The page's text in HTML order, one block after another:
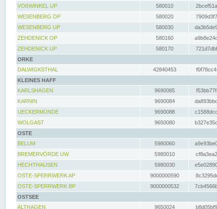
VOßWINKEL UP
580010
WESENBERG OP
580020
WESENBERG UP
580030
ZEHDENICK OP
580160
ZEHDENICK UP
580170
ORKE
DALWIGKSTHAL
42840453
KLEINES HAFF
KARLSHAGEN
9690085
KARNIN
9690084
UECKERMÜNDE
9690088
WOLGAST
9650080
OSTE
BELUM
5980060
BREMERVÖRDE UW
5980010
HECHTHAUSEN
5980030
OSTE-SPERRWERK AP
9000000590
OSTE-SPERRWERK BP
9000000532
OSTSEE
ALTHAGEN
9650024